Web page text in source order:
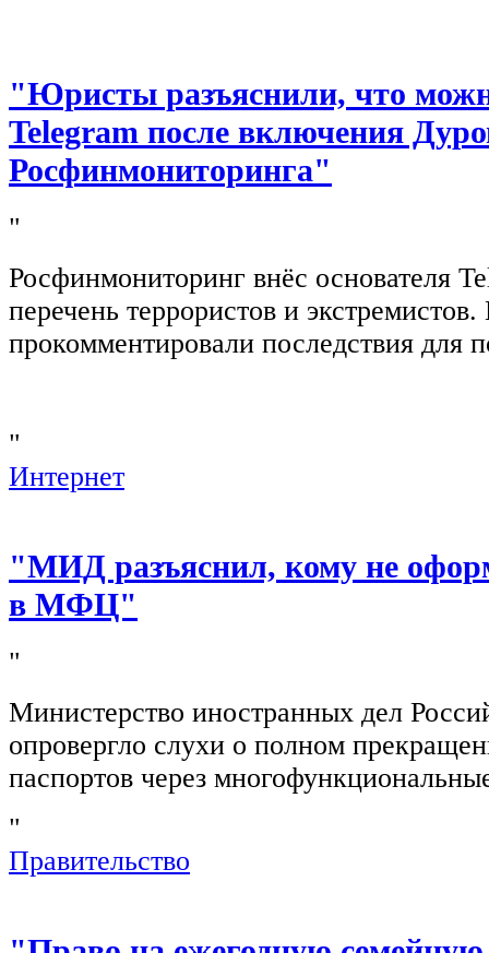
"Юристы разъяснили, что
Telegram после включения
Росфинмониторинга"
"
Росфинмониторинг внёс основателя
перечень террористов и
прокомментировали последствия для
"
Интернет
"МИД разъяснил, кому не
в МФЦ"
"
Министерство иностранных дел
опровергло слухи о полном
паспортов через
"
Правительство